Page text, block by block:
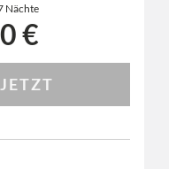
Nächte
€